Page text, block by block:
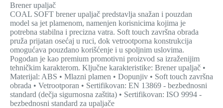
Brener upaljač
COAL SOFT brener upaljač predstavlja snažan i pouzdan
model sa jet plamenom, namenjen korisnicima kojima je
potrebna stabilna i precizna vatra. Soft touch završna obrada
pruža prijatan osećaj u ruci, dok vetrootporna konstrukcija
omogućava pouzdano korišćenje i u spoljnim uslovima.
Pogodan je kao premium promotivni proizvod sa izraženijim
tehničkim karakterom. Ključne karakteristike: Brener upaljač •
Materijal: ABS • Mlazni plamen • Dopunjiv • Soft touch završna
obrada • Vetrootporan • Sertifikovan: EN 13869 - bezbednosni
standard (dečja sigurnosna zaštita) • Sertifikovan: ISO 9994 -
bezbednosni standard za upaljače